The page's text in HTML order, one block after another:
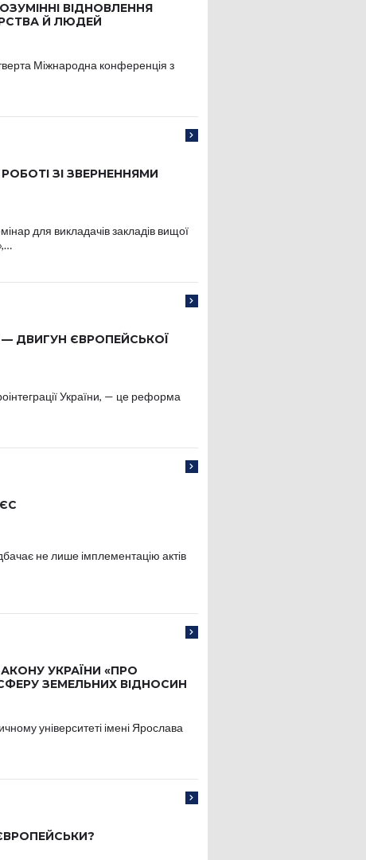
ВІДНОВЛЕННЯ
Й ЛЮДЕЙ
Міжнародна конференція з
ЗІ ЗВЕРНЕННЯМИ
для викладачів закладів вищої
— ДВИГУН ЄВРОПЕЙСЬКОЇ
України, — це реформа
не лише імплементацію актів
УКРАЇНИ «ПРО
ЗЕМЕЛЬНИХ ВІДНОСИН
університеті імені Ярослава